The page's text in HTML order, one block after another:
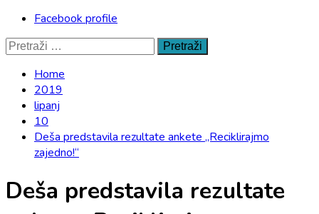
Facebook profile
Pretraži:
Home
2019
lipanj
10
Deša predstavila rezultate ankete „Reciklirajmo
zajedno!“
Deša predstavila rezultate